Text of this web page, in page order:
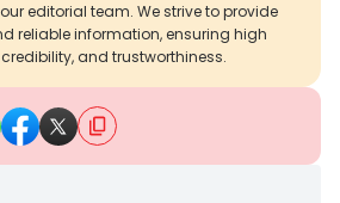
editorial team. We strive to provide
reliable information, ensuring high
and trustworthiness.